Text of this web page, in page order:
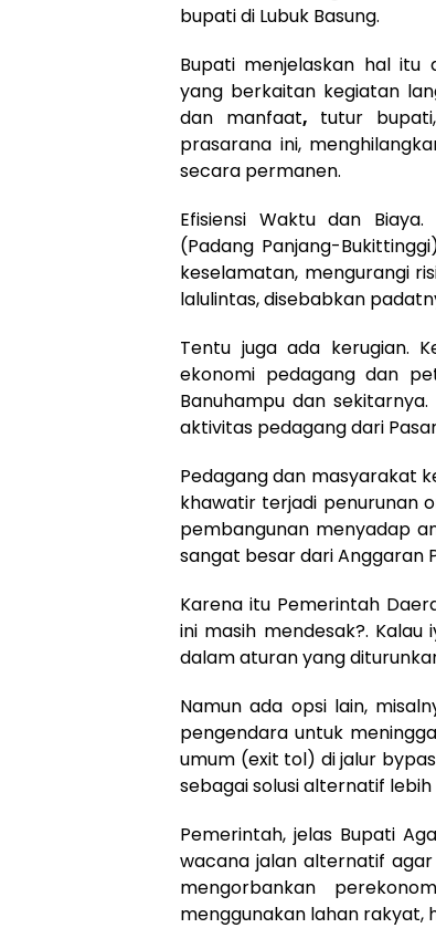
bupati di Lubuk Basung.
Bupati menjelaskan hal itu
yang berkaitan kegiatan
dan manfaat, tutur
prasarana ini,
secara permanen.
Efisiensi Waktu dan
(Padang Panjang-
keselamatan, mengurangi
lalulintas, disebabkan
Tentu juga ada kerugian.
ekonomi pedagang dan
Banuhampu dan
aktivitas pedagang dari
Pedagang dan masyarakat
khawatir terjadi penurunan
pembangunan menyadap
sangat besar dari Anggaran
Karena itu Pemerintah
ini masih mendesak?.
dalam aturan yang
Namun ada opsi lain,
pengendara untuk
umum (exit tol) di jalur
sebagai solusi alternatif
Pemerintah, jelas Bupati
wacana jalan alternatif
mengorbankan
menggunakan lahan rakyat,